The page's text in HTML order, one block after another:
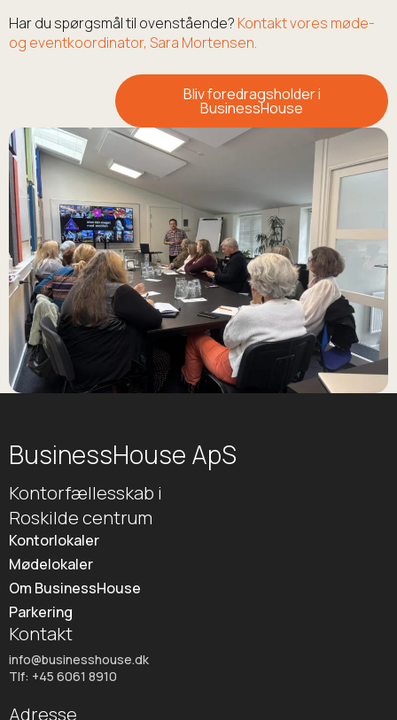
Har du spørgsmål til ovenstående? Kontakt vores møde-
og eventkoordinator, Sara Mortensen.
Bliv foredragsholder i
BusinessHouse
BusinessHouse ApS
Kontorfællesskab i
Roskilde centrum
Kontorlokaler
Mødelokaler
Om BusinessHouse
Parkering
Kontakt
info@businesshouse.dk
Tlf: +45 6061 8910
Adresse